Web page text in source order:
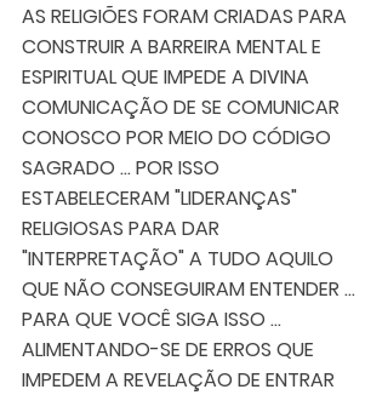
AS RELIGIÕES FORAM CRIADAS PARA
CONSTRUIR A BARREIRA MENTAL E
ESPIRITUAL QUE IMPEDE A DIVINA
COMUNICAÇÃO DE SE COMUNICAR
CONOSCO POR MEIO DO CÓDIGO
SAGRADO ... POR ISSO
ESTABELECERAM "LIDERANÇAS"
RELIGIOSAS PARA DAR
"INTERPRETAÇÃO" A TUDO AQUILO
QUE NÃO CONSEGUIRAM ENTENDER ...
PARA QUE VOCÊ SIGA ISSO ...
ALIMENTANDO-SE DE ERROS QUE
IMPEDEM A REVELAÇÃO DE ENTRAR